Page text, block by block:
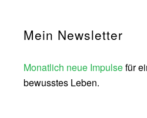
Mein Newsletter
Monatlich neue Impulsefür
bewusstes Leben.